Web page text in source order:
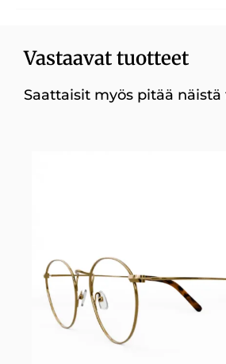
Vastaavat tuotteet
Saattaisit myös pitää